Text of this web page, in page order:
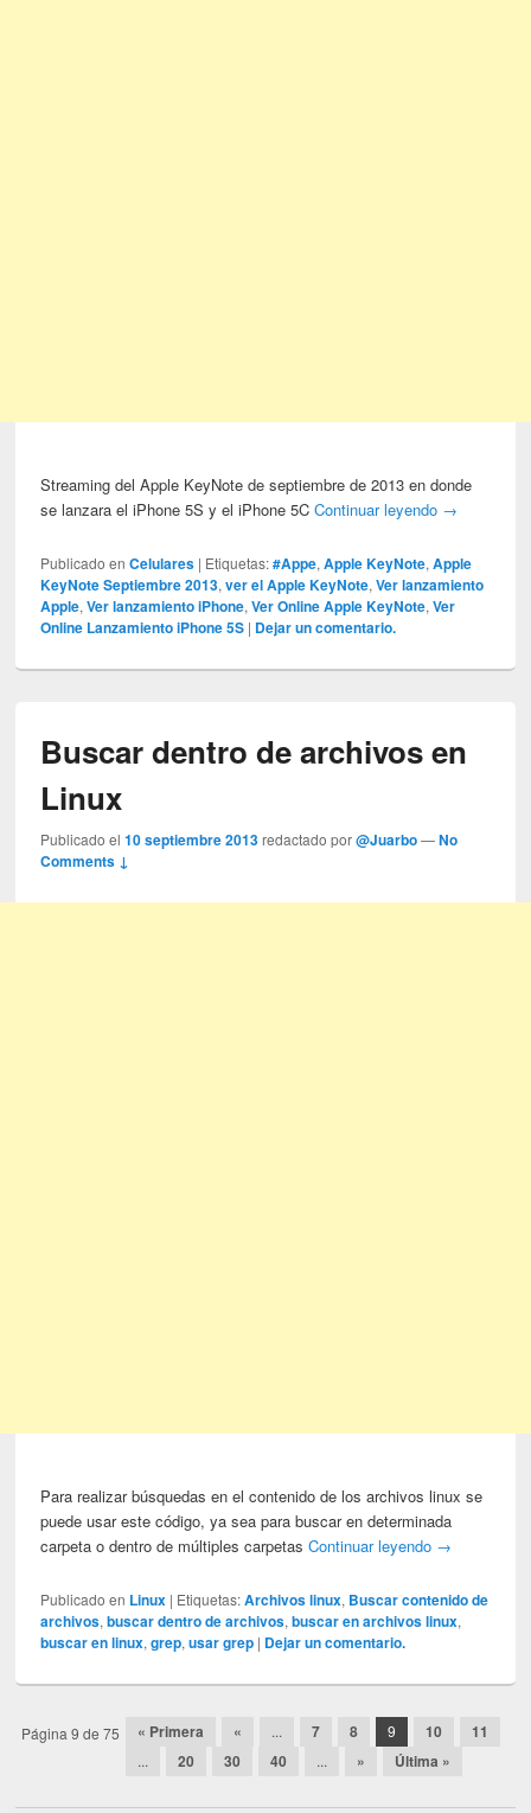
Streaming del Apple KeyNote de septiembre de 2013 en donde
se lanzara el iPhone 5S y el iPhone 5CContinuar leyendo →
Publicado en Celulares | Etiquetas: #Appe,Apple KeyNote,Apple
KeyNote Septiembre 2013,ver el Apple KeyNote,Ver lanzamiento
Apple,Ver lanzamiento iPhone,Ver Online Apple KeyNote,Ver
Online Lanzamiento iPhone 5S | Dejar un comentario.
Buscar dentro de archivos en
Linux
Publicado el10 septiembre 2013 redactado por@Juarbo —No
Comments ↓
Para realizar búsquedas en el contenido de los archivos linux se
puede usar este código, ya sea para buscar en determinada
carpeta o dentro de múltiples carpetasContinuar leyendo →
Publicado en Linux | Etiquetas: Archivos linux, Buscar contenido de
archivos,buscar dentro de archivos,buscar en archivos linux,
buscar en linux,grep,usar grep | Dejar un comentario.
Post navigation
Página 9 de 75 « Primera « ... 7 8 9 10 11
... 20 30 40 ... » Última »